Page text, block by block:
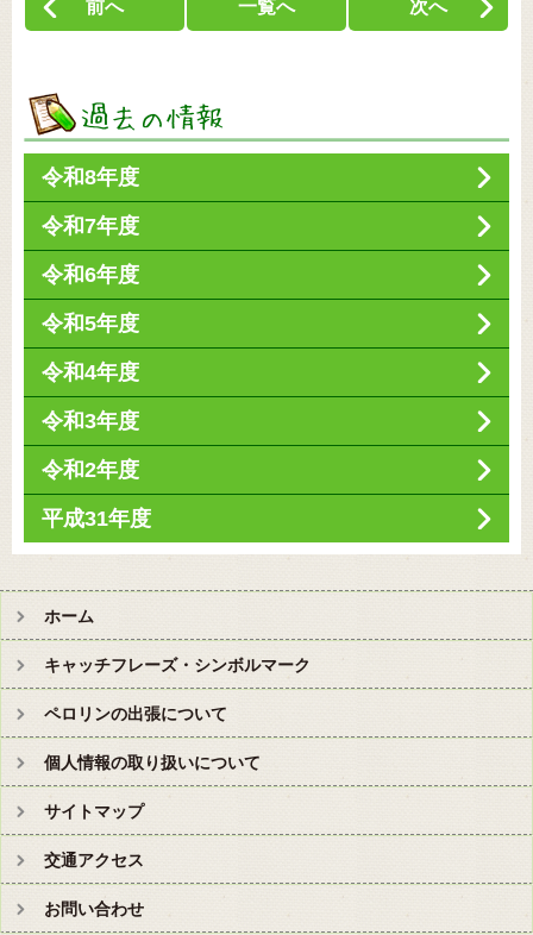
前へ 一覧へ 次へ
令和8年度
令和7年度
令和6年度
令和5年度
令和4年度
令和3年度
令和2年度
平成31年度
ホーム
キャッチフレーズ・シンボルマーク
ペロリンの出張について
個人情報の取り扱いについて
サイトマップ
交通アクセス
お問い合わせ